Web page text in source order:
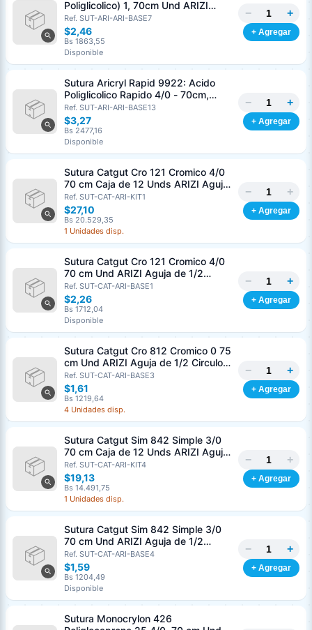
Poliglicolico) 1, 70cm Und ARIZI
Aguja de 1/2 Circulo Punta Conica
36mm
Ref. SUT-ARI-ARI-BASE7
$2,46
Bs 1863,55
Disponible
− +
+ Agregar
Sutura Aricryl Rapid 9922: Acido
Poliglicolico Rapido 4/0 - 70cm,
aguja de 3/8 Corte Inverso 19mm
Und ARIZI Absorbible
Ref. SUT-ARI-ARI-BASE13
$3,27
Bs 2477,16
Disponible
− +
+ Agregar
Sutura Catgut Cro 121 Cromico 4/0
70 cm Caja de 12 Unds ARIZI Aguja
de 1/2 Circulo Punta Conica 26 mm
Ref. SUT-CAT-ARI-KIT1
$27,10
Bs 20.529,35
1 Unidades disp.
− +
+ Agregar
Sutura Catgut Cro 121 Cromico 4/0
70 cm Und ARIZI Aguja de 1/2
Circulo Punta Conica 26 mm
Ref. SUT-CAT-ARI-BASE1
$2,26
Bs 1712,04
Disponible
− +
+ Agregar
Sutura Catgut Cro 812 Cromico 0 75
cm Und ARIZI Aguja de 1/2 Circulo
Punta Conica 37 mm
Ref. SUT-CAT-ARI-BASE3
$1,61
Bs 1219,64
4 Unidades disp.
− +
+ Agregar
Sutura Catgut Sim 842 Simple 3/0
70 cm Caja de 12 Unds ARIZI Aguja
de 1/2 Circulo Punta Conica 36 mm
Ref. SUT-CAT-ARI-KIT4
$19,13
Bs 14.491,75
1 Unidades disp.
− +
+ Agregar
Sutura Catgut Sim 842 Simple 3/0
70 cm Und ARIZI Aguja de 1/2
Circulo Punta Conica 36 mm
Ref. SUT-CAT-ARI-BASE4
$1,59
Bs 1204,49
Disponible
− +
+ Agregar
Sutura Monocrylon 426